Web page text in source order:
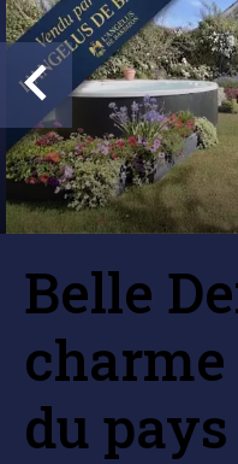
Belle
du pays